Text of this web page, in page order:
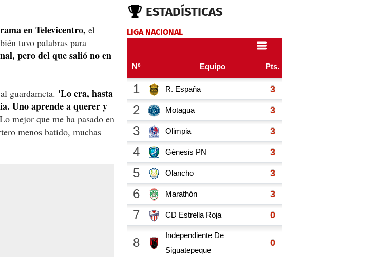
en Televicentro, el
tuvo palabras para
pero del que salió no en
guardameta. 'Lo era, hasta
Uno aprende a querer y
Lo mejor que me ha pasado en
menos batido, muchas
ESTADÍSTICAS
LIGA NACIONAL